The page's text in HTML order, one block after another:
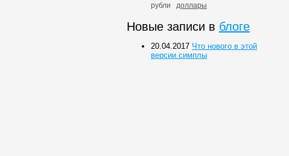
рубли доллары
Новые записи в блоге
20.04.2017 Что нового в этой
версии симплы